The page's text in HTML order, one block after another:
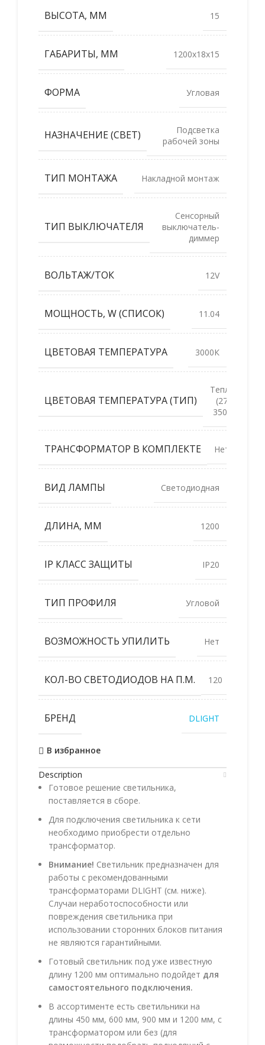
ВЫСОТА, ММ 15
ГАБАРИТЫ, ММ 1200x18x15
ФОРМА Угловая
НАЗНАЧЕНИЕ (СВЕТ)
Подсветка
рабочей зоны
ТИП МОНТАЖА Накладной монтаж
ТИП ВЫКЛЮЧАТЕЛЯ
Сенсорный
выключатель-
диммер
ВОЛЬТАЖ/ТОК 12V
МОЩНОСТЬ, W (СПИСОК) 11.04
ЦВЕТОВАЯ ТЕМПЕРАТУРА 3000К
ЦВЕТОВАЯ ТЕМПЕРАТУРА (ТИП)
Теплый
(2700-
3500К)
ТРАНСФОРМАТОР В КОМПЛЕКТЕ Нет
ВИД ЛАМПЫ Светодиодная
ДЛИНА, ММ 1200
IP КЛАСС ЗАЩИТЫ IP20
ТИП ПРОФИЛЯ Угловой
ВОЗМОЖНОСТЬ УПИЛИТЬ Нет
КОЛ-ВО СВЕТОДИОДОВ НА П.М. 120
БРЕНД DLIGHT
В избранное
Description
Готовое решение светильника,
поставляется в сборе.
Для подключения светильника к сети
необходимо приобрести отдельно
трансформатор.
Внимание! Светильник предназначен для
работы с рекомендованными
трансформаторами DLIGHT (см. ниже).
Случаи неработоспособности или
повреждения светильника при
использовании сторонних блоков питания
не являются гарантийными.
Готовый светильник под уже известную
длину 1200 мм оптимально подойдет для
самостоятельного подключения.
В ассортименте есть светильники на
длины 450 мм, 600 мм, 900 мм и 1200 мм, с
трансформатором или без (для